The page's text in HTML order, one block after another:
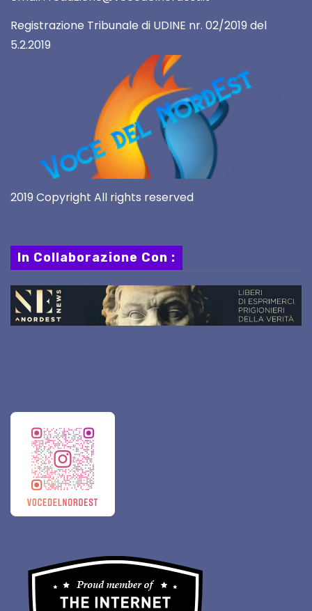
Registrazione Tribunale di UDINE nr. 02/2019 del
5.2.2019
2019 Copyright All rights reserved
In Collaborazione Con :